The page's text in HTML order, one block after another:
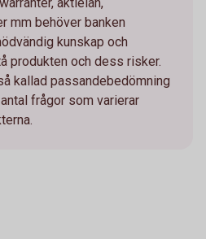
mm behöver banken
kunskap och
produkten och dess risker.
kallad passandebedömning
frågor som varierar